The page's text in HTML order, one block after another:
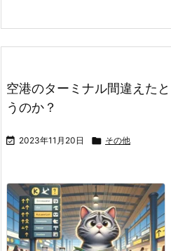
空港のターミナル間違えた
うのか？
 2023年11月20日  その他